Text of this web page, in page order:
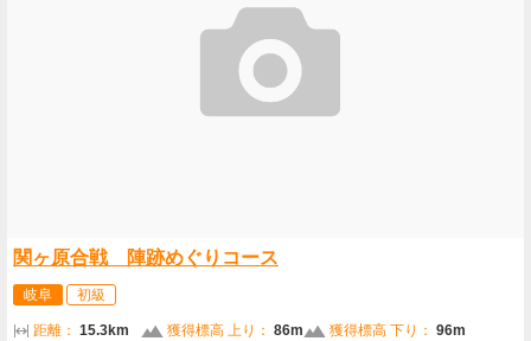
関ヶ原合戦 陣跡めぐりコース
岐阜 初級
距離： 15.3km 獲得標高 上り： 86m 獲得標高 下り： 96m